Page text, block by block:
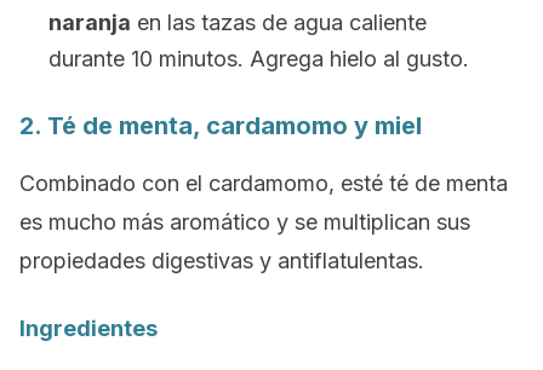
naranja en las tazas de agua caliente
durante 10 minutos. Agrega hielo al gusto.
2. Té de menta, cardamomo y miel
Combinado con el cardamomo, esté té de menta
es mucho más aromático y se multiplican sus
propiedades digestivas y antiflatulentas.
Ingredientes